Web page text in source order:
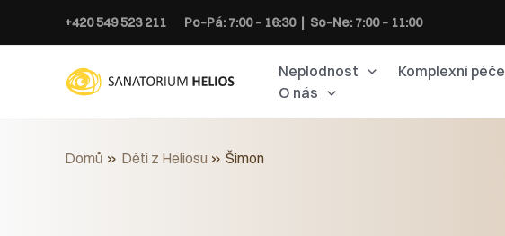
+420 549 523 211 Po–Pá: 7:00 – 16:30 | So–Ne: 7:00 – 11:00
Neplodnost Komplexní péče
O nás
Domů Děti z Heliosu Šimon